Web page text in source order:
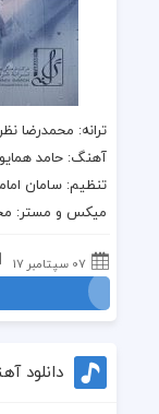
ترانه: محمدرضا
آهنگ:حامد
تنظیم: سامان
میکس و مستر:
07 سپتامبر 17